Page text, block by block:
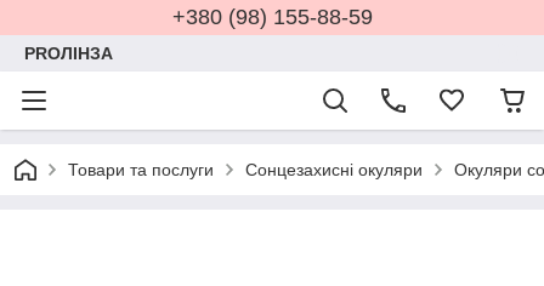
+380 (98) 155-88-59
PROЛІНЗА
Товари та послуги Сонцезахисні окуляри Окуляри